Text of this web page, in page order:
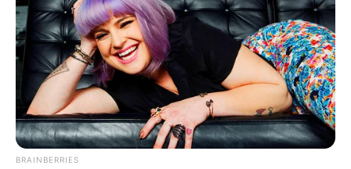
BRAINBERRIES